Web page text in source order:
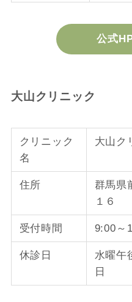
公式
大山クリニック
クリニック
名
大山ク
住所
群馬県
１６
受付時間 9:00～
休診日
水曜午
日